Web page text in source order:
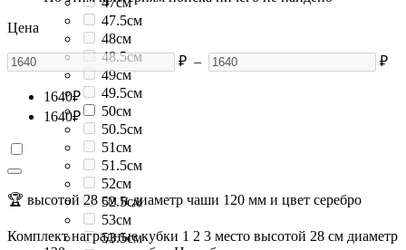
47.5см
48см
48.5см
49см
49.5см
50см
50.5см
51см
51.5см
52см
52.5см
53см
53.5см
Цена
₽ – ₽
1640₽
1640₽
🏆 высотой 28 см и диаметр чаши 120 мм и цвет серебро
Комплект наградные кубки 1 2 3 место высотой 28 см диаметр